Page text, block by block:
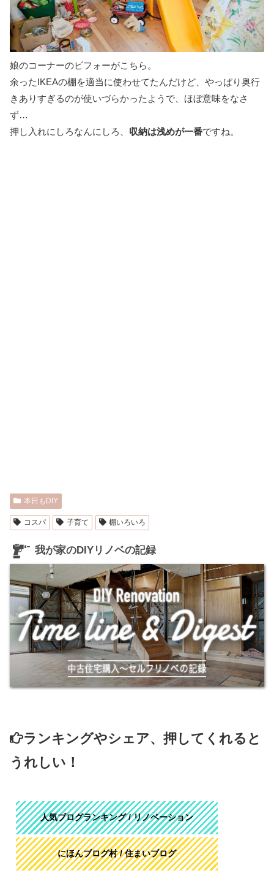
娘のコーナーのビフォーがこちら。
余ったIKEAの棚を適当に使わせてたんだけど、やっぱり奥行
きありすぎるのが使いづらかったようで、ほぼ意味をなさ
ず…
押し入れにしろなんにしろ、 収納は浅めが一番ですね。
本日もDIY
コスパ 子育て 棚いろいろ
我が家のDIYリノベの記録
ランキングやシェア、押してくれると
うれしい！
人気ブログランキング / リノベーション
にほんブログ村 / 住まいブログ